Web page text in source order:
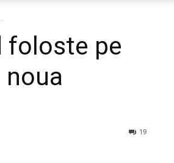
foloste pe
19